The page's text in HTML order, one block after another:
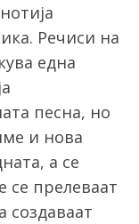
Речиси на
една
песна, но
и нова
а се
се прелеваат
создаваат